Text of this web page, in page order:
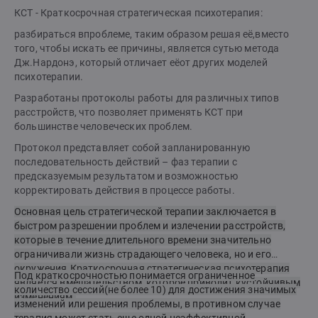
КСТ - Краткосрочная стратегическая психотерапия:
разбираться впроблеме, таким образом решая её,вместо
того, чтобы искать ее причины, является сутью метода
Дж.Нардонэ, который отличает еёот других моделей
психотерапии.
Разработаны протоколы работы для различных типов
расстройств, что позволяет применять КСТ при
большинстве человеческих проблем.
Протокол представляет собой запланированную
последовательность действий – фаз терапии с
предсказуемым результатом и возможностью
корректировать действия в процессе работы.
Основная цель стратегической терапии заключается в
быстром разрешении проблем и излечении расстройств,
которые в течение длительного времени значительно
ограничивали жизнь страдающего человека, но и его
окружения.Краткосрочная стратегическая психотерапия
является вмешательством, которое приводит кустойчивым
изменениям.
Под краткосрочностью понимается ограниченное
количество сессий(не более 10) для достижения значимых
изменений или решения проблемы, в противном случае